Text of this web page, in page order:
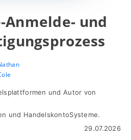
und
und Autor von
und HandelskontoSysteme.
29.07.2026